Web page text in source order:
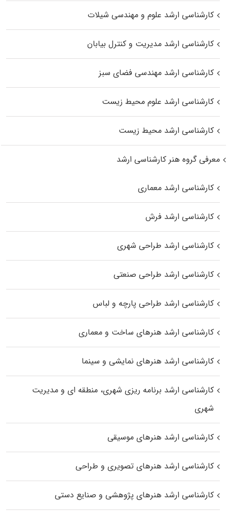
کارشناسی ارشد علوم و مهندسی شیلات
کارشناسی ارشد مدیریت و کنترل بیابان
کارشناسی ارشد مهندسی فضای سبز
کارشناسی ارشد علوم محیط‌ زیست
کارشناسی ارشد محیط زیست
معرفی گروه هنر کارشناسی ارشد
کارشناسی ارشد معماری
کارشناسی ارشد فرش
کارشناسی ارشد طراحی شهری
کارشناسی ارشد طراحی صنعتی
کارشناسی ارشد طراحی پارچه و لباس
کارشناسی ارشد هنرهای ساخت و معماری
کارشناسی ارشد هنرهای نمایشی و سینما
کارشناسی ارشد برنامه ریزی شهری، منطقه‌ ای و مدیریت
شهری
کارشناسی ارشد هنرهای موسیقی
کارشناسی ارشد هنرهای تصویری و طراحی
کارشناسی ارشد هنرهای پژوهشی و صنایع دستی